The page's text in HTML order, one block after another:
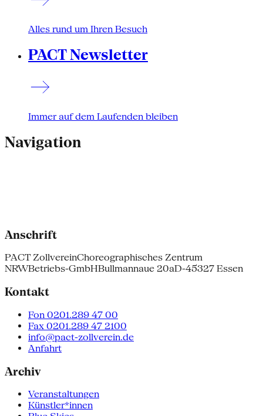
Alles rund um Ihren Besuch
PACT Newsletter
Immer auf dem Laufenden bleiben
Navigation
Anschrift
PACT ZollvereinChoreographisches Zentrum
NRWBetriebs-GmbHBullmannaue 20aD-45327 Essen
Kontakt
Fon 0201.289 47 00
Fax 0201.289 47 2100
info@pact-zollverein.de
Anfahrt
Archiv
Veranstaltungen
Künstler*innen